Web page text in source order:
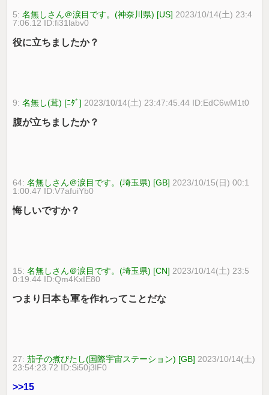
5:名無しさん＠涙目です。(神奈川県) [US] 2023/10/14(土) 23:4
7:06.12 ID:fi31labv0
役に立ちましたか？
9:名無し(茸) [ﾆﾀﾞ] 2023/10/14(土) 23:47:45.44 ID:EdC6wM1t0
腹が立ちましたか？
64:名無しさん＠涙目です。(埼玉県) [GB] 2023/10/15(日) 00:1
1:00.47 ID:V7afuiYb0
悔しいですか？
15:名無しさん＠涙目です。(埼玉県) [CN] 2023/10/14(土) 23:5
0:19.44 ID:Qm4KxIE80
つまり日本も軍を作れってことだな
27:茄子の煮びたし(国際宇宙ステーション) [GB] 2023/10/14(土)
23:54:23.72 ID:Si50j3lF0
>>15